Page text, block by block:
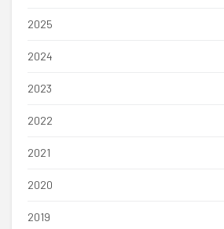
2025
2024
2023
2022
2021
2020
2019